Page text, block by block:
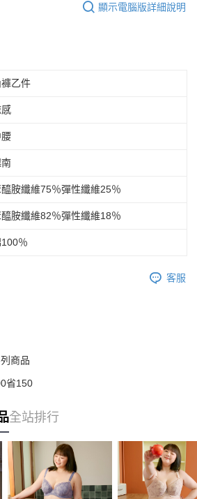
顯示電腦版詳細說明
褲乙件
胺纖維75％彈性纖維25％
胺纖維82％彈性纖維18％
％
客服
商品
省150
全站排行